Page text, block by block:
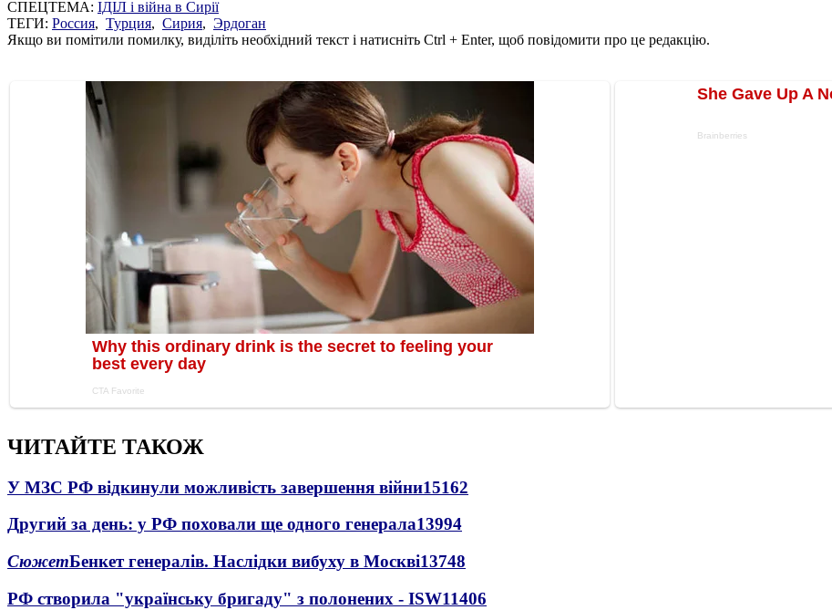
СПЕЦТЕМА: ІДІЛ і війна в Сирії
ТЕГИ: Россия, Турция, Сирия, Эрдоган
Якщо ви помітили помилку, виділіть необхідний текст і натисніть Ctrl + Enter, щоб повідомити про це редакцію.
ЧИТАЙТЕ ТАКОЖ
У МЗС РФ відкинули можливість завершення війни15162
Другий за день: у РФ поховали ще одного генерала13994
СюжетБенкет генералів. Наслідки вибуху в Москві13748
РФ створила "українську бригаду" з полонених - ISW11406